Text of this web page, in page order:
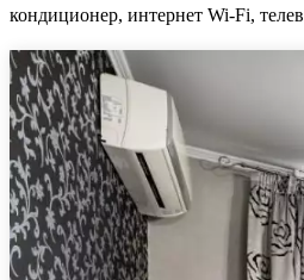
кондиционер, интернет Wi-Fi,